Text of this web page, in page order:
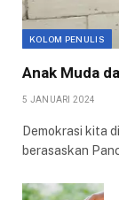
KOLOM PENULIS
Anak Muda
5 JANUARI 2024
Demokrasi kita
berasaskan